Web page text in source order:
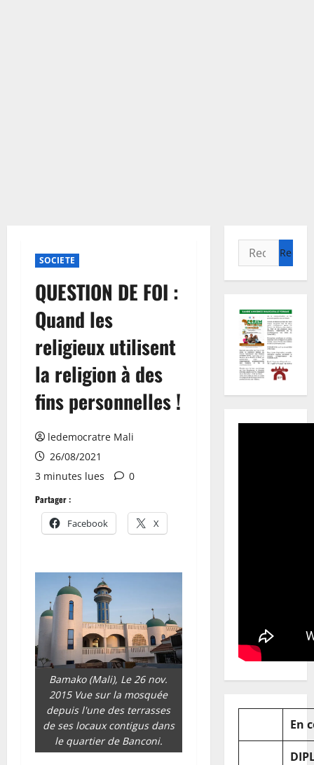
SOCIETE
QUESTION DE FOI :
Quand les
religieux utilisent
la religion à des
fins personnelles !
ledemocratre Mali
26/08/2021
3 minutes lues
0
Partager :
Facebook X
Bamako (Mali), Le 26 nov.
2015 Vue sur la mosquée
depuis l'une des terrasses
de ses locaux contigus dans
le quartier de Banconi.
Rechercher :
En